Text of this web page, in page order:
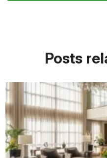
Posts